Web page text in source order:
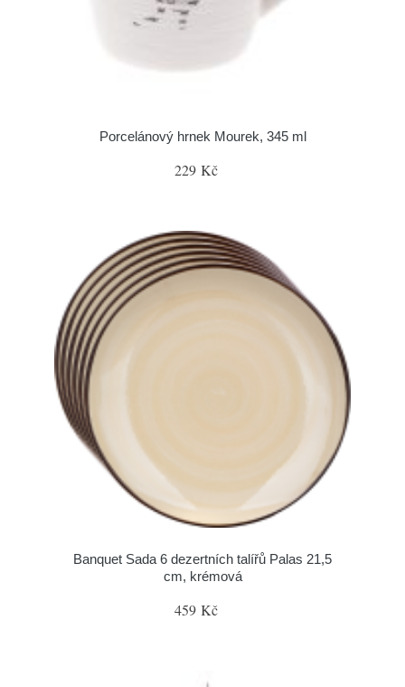
Porcelánový hrnek Mourek, 345 ml
229 Kč
Banquet Sada 6 dezertních talířů Palas 21,5
cm, krémová
459 Kč